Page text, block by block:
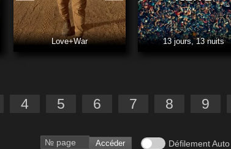
Love+War 13 jours, 13 nuits
4 5 6 7 8 9
Accéder Défilement Auto